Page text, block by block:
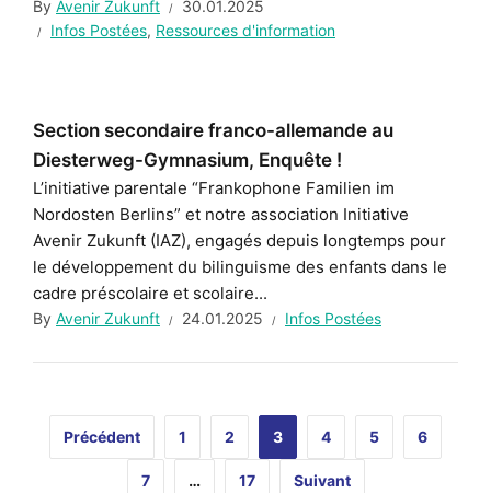
By Avenir Zukunft
30.01.2025
Infos Postées, Ressources d'information
Section secondaire franco-allemande au
Diesterweg-Gymnasium, Enquête !
L’initiative parentale “Frankophone Familien im
Nordosten Berlins” et notre association Initiative
Avenir Zukunft (IAZ), engagés depuis longtemps pour
le développement du bilinguisme des enfants dans le
cadre préscolaire et scolaire...
By Avenir Zukunft 24.01.2025 Infos Postées
Précédent 1 2 3 4 5 6
7 … 17 Suivant